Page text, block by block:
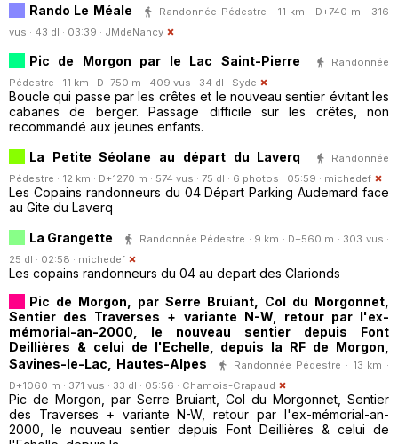
Rando Le Méale
Randonnée Pédestre · 11 km · D+740 m · 316
vus · 43 dl · 03:39 · JMdeNancy
Pic de Morgon par le Lac Saint-Pierre
Randonnée
Pédestre · 11 km · D+750 m · 409 vus · 34 dl · Syde
Boucle qui passe par les crêtes et le nouveau sentier évitant les
cabanes de berger. Passage difficile sur les crêtes, non
recommandé aux jeunes enfants.
La Petite Séolane au départ du Laverq
Randonnée
Pédestre · 12 km · D+1270 m · 574 vus · 75 dl · 6 photos · 05:59 · michedef
Les Copains randonneurs du 04 Départ Parking Audemard face
au Gite du Laverq
La Grangette
Randonnée Pédestre · 9 km · D+560 m · 303 vus ·
25 dl · 02:58 · michedef
Les copains randonneurs du 04 au depart des Clarionds
Pic de Morgon, par Serre Bruiant, Col du Morgonnet,
Sentier des Traverses + variante N-W, retour par l'ex-
mémorial-an-2000, le nouveau sentier depuis Font
Deillières & celui de l'Echelle, depuis la RF de Morgon,
Savines-le-Lac, Hautes-Alpes
Randonnée Pédestre · 13 km ·
D+1060 m · 371 vus · 33 dl · 05:56 · Chamois-Crapaud
Pic de Morgon, par Serre Bruiant, Col du Morgonnet, Sentier
des Traverses + variante N-W, retour par l'ex-mémorial-an-
2000, le nouveau sentier depuis Font Deillières & celui de